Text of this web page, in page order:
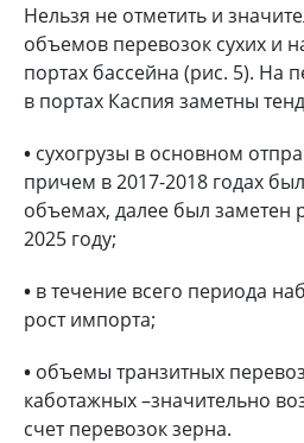
Нельзя не отметить и
объемов перевозок сухих и
портах бассейна (рис. 5). На
в портах Каспия заметны
• сухогрузы в основном
причем в 2017-2018 годах
объемах, далее был заметен
2025 году;
• в течение всего периода
рост импорта;
• объемы транзитных
каботажных –значительно
счет перевозок зерна.